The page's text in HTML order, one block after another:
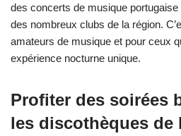
des concerts de musique portugaise
des nombreux clubs de la région.
amateurs de musique et pour ceux
expérience nocturne unique.
Profiter des soirées
les discothèques de